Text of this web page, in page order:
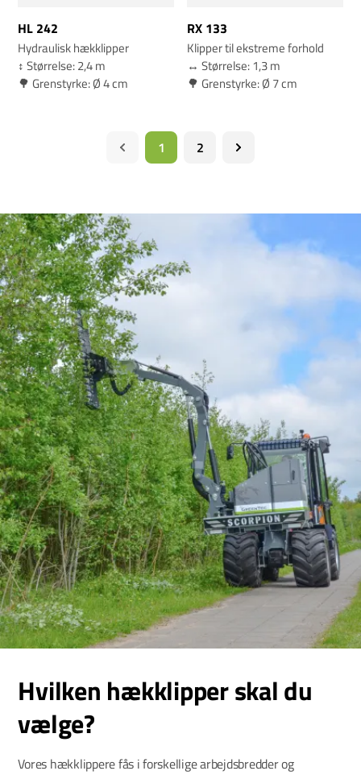
HL 242
Hydraulisk hækklipper
↕️ Størrelse: 2,4 m
🌳 Grenstyrke: Ø 4 cm
RX 133
Klipper til ekstreme forhold
↔️ Størrelse: 1,3 m
🌳 Grenstyrke: Ø 7 cm
1 2
Hvilken hækklipper skal du
vælge?
Vores hækklippere fås i forskellige arbejdsbredder og